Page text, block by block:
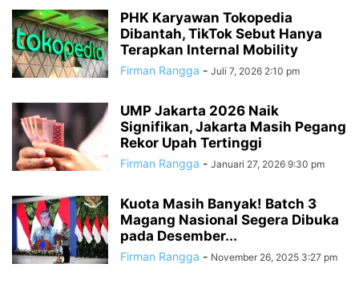
PHK Karyawan Tokopedia
Dibantah, TikTok Sebut Hanya
Terapkan Internal Mobility
Firman Rangga - Juli 7, 2026 2:10 pm
UMP Jakarta 2026 Naik
Signifikan, Jakarta Masih Pegang
Rekor Upah Tertinggi
Firman Rangga - Januari 27, 2026 9:30 pm
Kuota Masih Banyak! Batch 3
Magang Nasional Segera Dibuka
pada Desember...
Firman Rangga - November 26, 2025 3:27 pm